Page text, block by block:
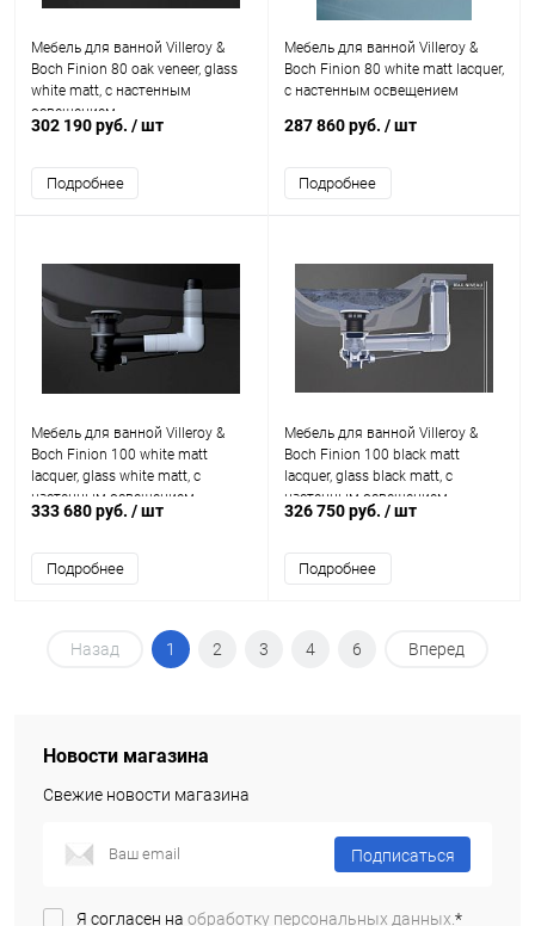
Мебель для ванной Villeroy &
Boch Finion 80 oak veneer, glass
white matt, с настенным
освещением
302 190 руб. / шт
Подробнее
Мебель для ванной Villeroy &
Boch Finion 80 white matt lacquer,
с настенным освещением
287 860 руб. / шт
Подробнее
Мебель для ванной Villeroy &
Boch Finion 100 white matt
lacquer, glass white matt, с
настенным освещением
333 680 руб. / шт
Подробнее
Мебель для ванной Villeroy &
Boch Finion 100 black matt
lacquer, glass black matt, с
настенным освещением
326 750 руб. / шт
Подробнее
Назад 1 2 3 4 6 Вперед
Новости магазина
Свежие новости магазина
Подписаться
Я согласен на обработку персональных данных.*